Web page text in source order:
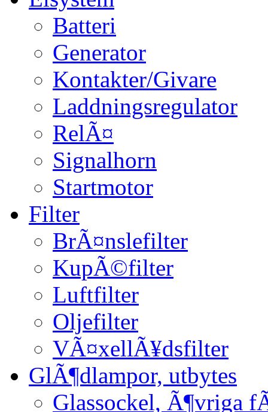
Batteri
Generator
Kontakter/Givare
Laddningsregulator
RelÃ¤
Signalhorn
Startmotor
Filter
BrÃ¤nslefilter
KupÃ©filter
Luftfilter
Oljefilter
VÃ¤xellÃ¥dsfilter
GlÃ¶dlampor, utbytes
Glassockel, Ã¶vriga